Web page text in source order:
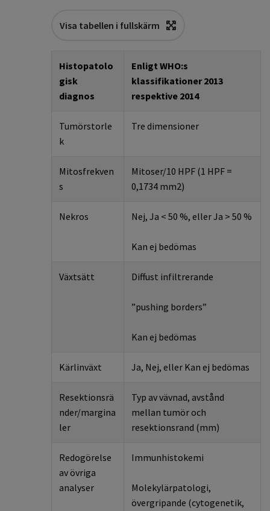
Visa tabellen i fullskärm
Histopatolo
gisk
diagnos
Enligt WHO:s
klassifikationer 2013
respektive 2014
Tumörstorle
k
Tre dimensioner
Mitosfrekven
s
Mitoser/10 HPF (1 HPF =
0,1734 mm2)
Nekros Nej, Ja < 50 %, eller Ja > 50 %
Kan ej bedömas
Växtsätt Diffust infiltrerande
”pushing borders”
Kan ej bedömas
Kärlinväxt Ja, Nej, eller Kan ej bedömas
Resektionsrä
nder/margina
ler
Typ av vävnad, avstånd
mellan tumör och
resektionsrand (mm)
Redogörelse
av övriga
analyser
Immunhistokemi
Molekylärpatologi,
övergripande (cytogenetik,